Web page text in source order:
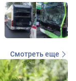
Смотреть еще